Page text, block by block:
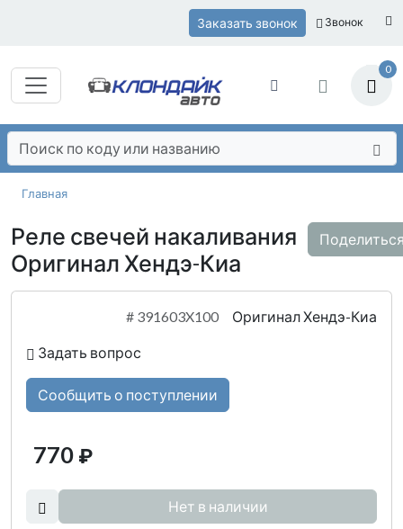
Заказать звонок Звонок
0
Главная
Реле свечей накаливания
Оригинал Хендэ-Киа
# 391603X100 Оригинал Хендэ-Киа
Задать вопрос
Сообщить о поступлении
770 ₽
Нет в наличии